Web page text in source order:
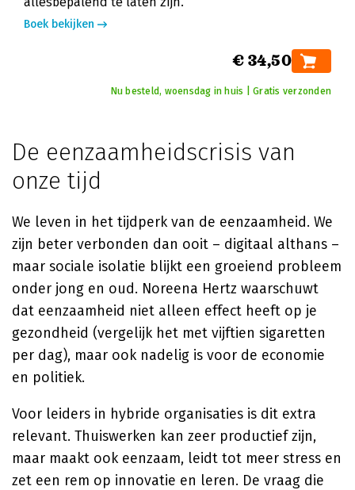
Boek bekijken
€ 34,50
Nu besteld, woensdag in huis | Gratis verzonden
De eenzaamheidscrisis van
onze tijd
We leven in het tijdperk van de eenzaamheid. We
zijn beter verbonden dan ooit – digitaal althans –
maar sociale isolatie blijkt een groeiend probleem
onder jong en oud. Noreena Hertz waarschuwt
dat eenzaamheid niet alleen effect heeft op je
gezondheid (vergelijk het met vijftien sigaretten
per dag), maar ook nadelig is voor de economie
en politiek.
Voor leiders in hybride organisaties is dit extra
relevant. Thuiswerken kan zeer productief zijn,
maar maakt ook eenzaam, leidt tot meer stress en
zet een rem op innovatie en leren. De vraag die